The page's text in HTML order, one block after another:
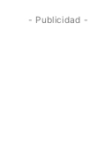
- Publicidad -